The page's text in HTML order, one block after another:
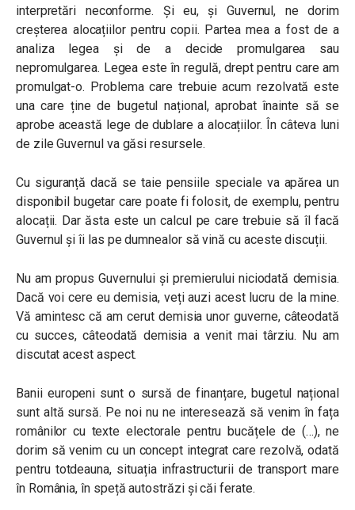
interpretări neconforme. Și eu, și Guvernul, ne dorim
creșterea alocațiilor pentru copii. Partea mea a fost de a
analiza legea și de a decide promulgarea sau
nepromulgarea. Legea este în regulă, drept pentru care am
promulgat-o. Problema care trebuie acum rezolvată este
una care ține de bugetul național, aprobat înainte să se
aprobe această lege de dublare a alocațiilor. În câteva luni
de zile Guvernul va găsi resursele.
Cu siguranță dacă se taie pensiile speciale va apărea un
disponibil bugetar care poate fi folosit, de exemplu, pentru
alocații. Dar ăsta este un calcul pe care trebuie să îl facă
Guvernul și îi las pe dumnealor să vină cu aceste discuții.
Nu am propus Guvernului și premierului niciodată demisia.
Dacă voi cere eu demisia, veți auzi acest lucru de la mine.
Vă amintesc că am cerut demisia unor guverne, câteodată
cu succes, câteodată demisia a venit mai târziu. Nu am
discutat acest aspect.
Banii europeni sunt o sursă de finanțare, bugetul național
sunt altă sursă. Pe noi nu ne interesează să venim în fața
românilor cu texte electorale pentru bucățele de (…), ne
dorim să venim cu un concept integrat care rezolvă, odată
pentru totdeauna, situația infrastructurii de transport mare
în România, în speță autostrăzi și căi ferate.